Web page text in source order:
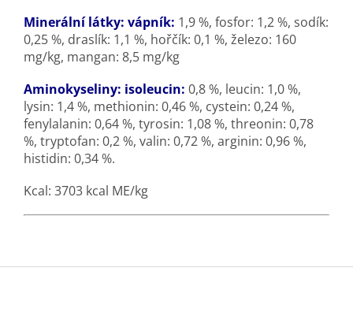
Minerální látky: vápník: 1,9 %, fosfor: 1,2 %, sodík:
0,25 %, draslík: 1,1 %, hořčík: 0,1 %, železo: 160
mg/kg, mangan: 8,5 mg/kg
Aminokyseliny: isoleucin: 0,8 %, leucin: 1,0 %,
lysin: 1,4 %, methionin: 0,46 %, cystein: 0,24 %,
fenylalanin: 0,64 %, tyrosin: 1,08 %, threonin: 0,78
%, tryptofan: 0,2 %, valin: 0,72 %, arginin: 0,96 %,
histidin: 0,34 %.
Kcal: 3703 kcal ME/kg
Z